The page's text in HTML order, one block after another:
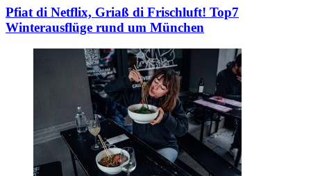
Pfiat di Netflix, Griaß di Frischluft! Top7
Winterausflüge rund um München